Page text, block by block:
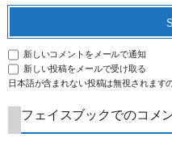
新しいコメントをメールで通知
新しい投稿をメールで受け取る
日本語が含まれない投稿は無視されます
フェイスブックでのコメ